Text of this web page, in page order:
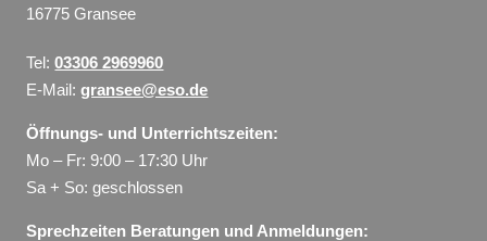
16775 Gransee
Tel:03306 2969960
E-Mail:gransee@eso.de
Öffnungs- und Unterrichtszeiten:
Mo – Fr: 9:00 – 17:30 Uhr
Sa + So: geschlossen
Sprechzeiten Beratungen und Anmeldungen: